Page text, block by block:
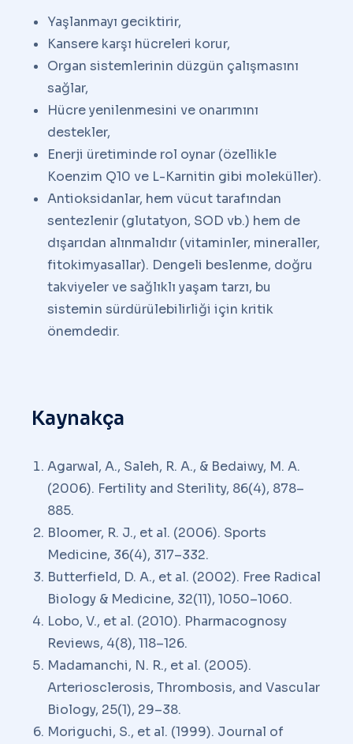
Yaşlanmayı geciktirir,
Kansere karşı hücreleri korur,
Organ sistemlerinin düzgün çalışmasını
sağlar,
Hücre yenilenmesini ve onarımını
destekler,
Enerji üretiminde rol oynar (özellikle
Koenzim Q10 ve L-Karnitin gibi moleküller).
Antioksidanlar, hem vücut tarafından
sentezlenir (glutatyon, SOD vb.) hem de
dışarıdan alınmalıdır (vitaminler, mineraller,
fitokimyasallar). Dengeli beslenme, doğru
takviyeler ve sağlıklı yaşam tarzı, bu
sistemin sürdürülebilirliği için kritik
önemdedir.
Kaynakça
Agarwal, A., Saleh, R. A., & Bedaiwy, M. A.
(2006). Fertility and Sterility, 86(4), 878–
885.
Bloomer, R. J., et al. (2006). Sports
Medicine, 36(4), 317–332.
Butterfield, D. A., et al. (2002). Free Radical
Biology & Medicine, 32(11), 1050–1060.
Lobo, V., et al. (2010). Pharmacognosy
Reviews, 4(8), 118–126.
Madamanchi, N. R., et al. (2005).
Arteriosclerosis, Thrombosis, and Vascular
Biology, 25(1), 29–38.
Moriguchi, S., et al. (1999). Journal of